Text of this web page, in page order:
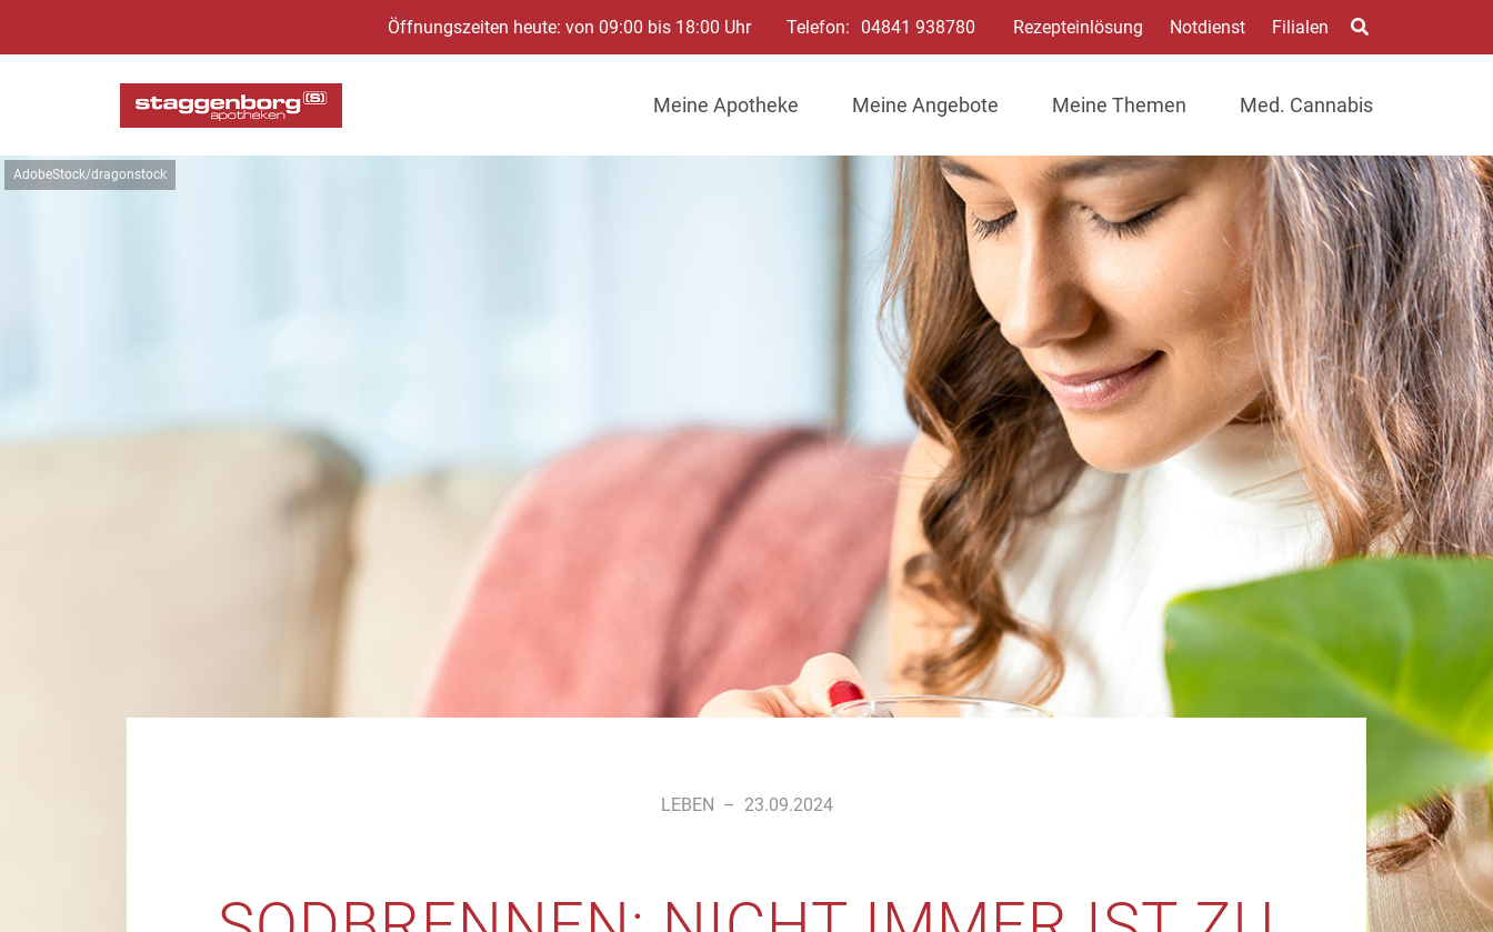
Öffnungszeiten heute: von 09:00 bis 18:00 Uhr Telefon: 04841 938780 Rezepteinlösung Notdienst Filialen
Meine Apotheke Meine Angebote Meine Themen Med. Cannabis
AdobeStock/dragonstock
LEBEN – 23.09.2024